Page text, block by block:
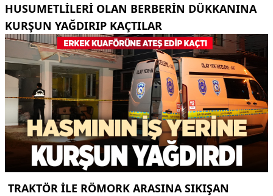
HUSUMETLILERI OLAN BERBERIN DÜKKANINA
KURŞUN YAĞDIRIP KAÇTILAR
TRAKTÖR ILE RÖMORK ARASINA SIKIŞAN